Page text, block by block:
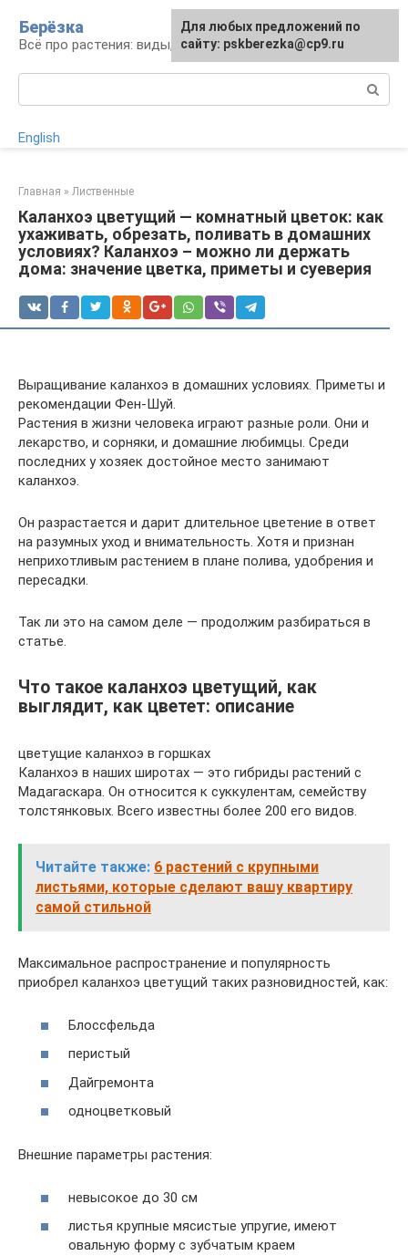
контенту
Берёзка
Всё про растения: виды, выращивание, уход
English
Главная » Лиственные
Каланхоэ цветущий — комнатный цветок: как
ухаживать, обрезать, поливать в домашних
условиях? Каланхоэ – можно ли держать
дома: значение цветка, приметы и суеверия
Выращивание каланхоэ в домашних условиях. Приметы и
рекомендации Фен-Шуй.
Растения в жизни человека играют разные роли. Они и
лекарство, и сорняки, и домашние любимцы. Среди
последних у хозяек достойное место занимают
каланхоэ.
Он разрастается и дарит длительное цветение в ответ
на разумных уход и внимательность. Хотя и признан
неприхотливым растением в плане полива, удобрения и
пересадки.
Так ли это на самом деле — продолжим разбираться в
статье.
Что такое каланхоэ цветущий, как
выглядит, как цветет: описание
цветущие каланхоэ в горшках
Каланхоэ в наших широтах — это гибриды растений с
Мадагаскара. Он относится к суккулентам, семейству
толстянковых. Всего известны более 200 его видов.
Читайте также: 6 растений с крупными
листьями, которые сделают вашу квартиру
самой стильной
Максимальное распространение и популярность
приобрел каланхоэ цветущий таких разновидностей, как:
Блоссфельда
перистый
Дайгремонта
одноцветковый
Внешние параметры растения:
невысокое до 30 см
листья крупные мясистые упругие, имеют
овальную форму с зубчатым краем
Для любых предложений по
сайту: pskberezka@cp9.ru